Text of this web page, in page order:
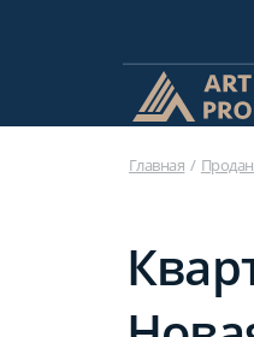
Главная